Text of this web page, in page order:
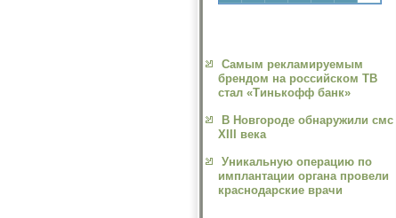
Самым рекламируемым
брендом на российском ТВ
стал «Тинькофф банк»
В Новгороде обнаружили смс
XIII века
Уникальную операцию по
имплантации органа провели
краснодарские врачи